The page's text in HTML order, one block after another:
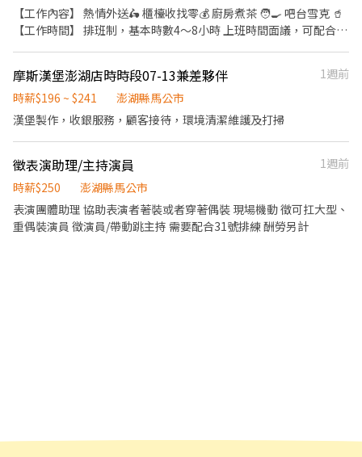
【工作內容】 熱情外送🛵 櫃檯收找零💰 廚房煮茶 🧑‍🍳 吧台雪克 🥤
【工作時間】 排班制，基本時數4～8小時 上班時間面議，可配合課
退、免費員工飲品、生日禮金、三節禮金與中秋禮品、油資津貼、
打烊津貼、特休代金、尾牙
摩斯漢堡澎湖店時時段07-13兼差夥伴
1週前
時薪$196 ~ $241
澎湖縣馬公市
漢堡製作，收銀服務，顧客接待，環境清潔維護及打掃
徵表演助理/主持演員
1週前
時薪$250
澎湖縣馬公市
表演團體助理 協助表演者著裝或者穿著偶裝 現場機動 徵可扛大型、
重偶裝演員 徵演員/帶動跳主持 需要配合31號排練 酬勞另計